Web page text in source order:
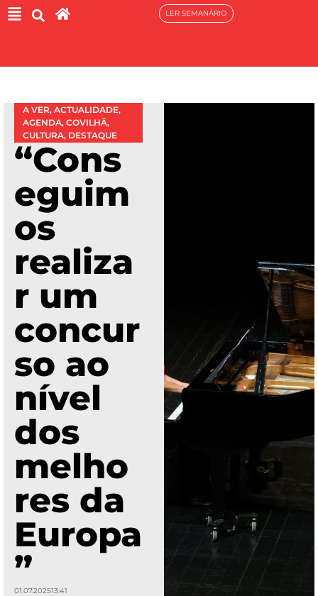
LER SEMANÁRIO
A VER, ACTUALIDADE,
AGENDA, COVILHÃ,
CULTURA, DESTAQUE
“Cons
eguim
os
realiza
r um
concur
so ao
nível
dos
melho
res da
Europa
”
01.07.202513:41